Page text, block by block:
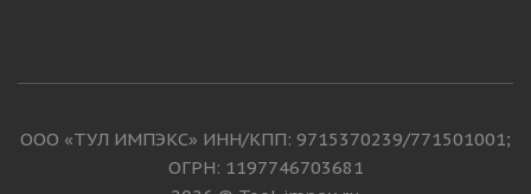
ООО «ТУЛ ИМПЭКС» ИНН/КПП: 9715370239/771501001;
ОГРН: 1197746703681